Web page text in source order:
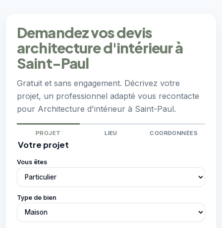
Demandez vos devis
architecture d'intérieur à
Saint-Paul
Gratuit et sans engagement. Décrivez votre
projet, un professionnel adapté vous recontacte
pour Architecture d'intérieur à Saint-Paul.
PROJET LIEU COORDONNÉES
Votre projet
Vous êtes
Type de bien